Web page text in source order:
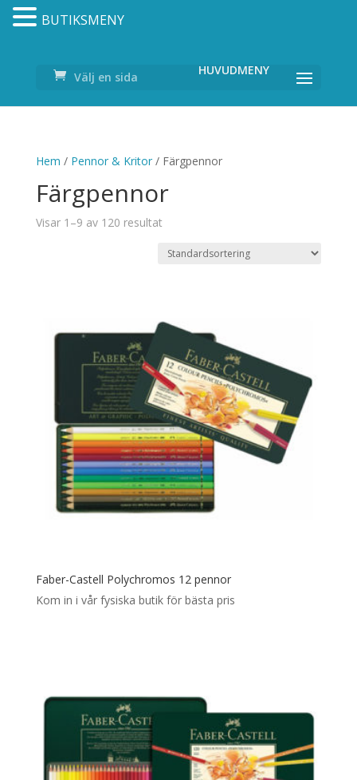
Välj en sida
Hem / Pennor & Kritor/ Färgpennor
Färgpennor
Visar 1–9 av 120 resultat
Faber-Castell Polychromos 12 pennor
Kom in i vår fysiska butik för bästa pris
BUTIKSMENY